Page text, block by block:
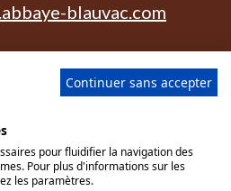
Continuer sans accepter
pour fluidifier la navigation des
Pour plus d'informations sur les
les paramètres.
blauvac.com
accessibles aux
réduite. Des